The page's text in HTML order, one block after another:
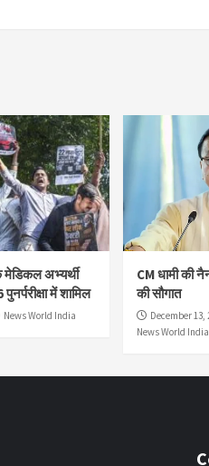
अभ्यर्थी
में शामिल
News World India
CM धामी की
की सौगात
December 13,
News World India